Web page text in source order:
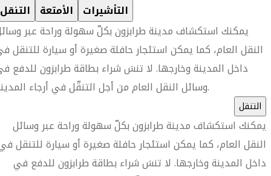
التنقل الأمتعة التأشيرات
يمكنك استكشاف مدينة طرابزون بكلّ سهولة وراحة عبر
النقل العام، كما يمكن استئجار حافلة صغيرة أو سيارة للتنقل
داخل المدينة وخارجها. لا تنسَ شراء بطاقة طرابزون للدفع
وسائل النقل العام من أجل التنقّل في أرجاء المدينة.
التنقل
يمكنك استكشاف مدينة طرابزون بكلّ سهولة وراحة عبر وسائل
النقل العام، كما يمكن استئجار حافلة صغيرة أو سيارة للتنقل
داخل المدينة وخارجها. لا تنسَ شراء بطاقة طرابزون للدفع في